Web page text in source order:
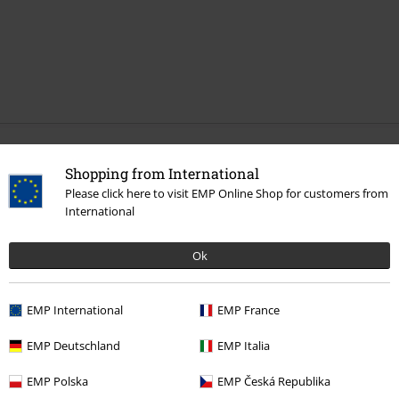
Shopping from International
Please click here to visit EMP Online Shop for customers from
International
Ok
EMP International EMP France
EMP Deutschland EMP Italia
EMP Polska EMP Česká Republika
More categories. More options.
Merch kapel Žánr Core Metalcore
E-Mail Newsletter
Získejte 20% slevový poukaz, když se přihlásíte